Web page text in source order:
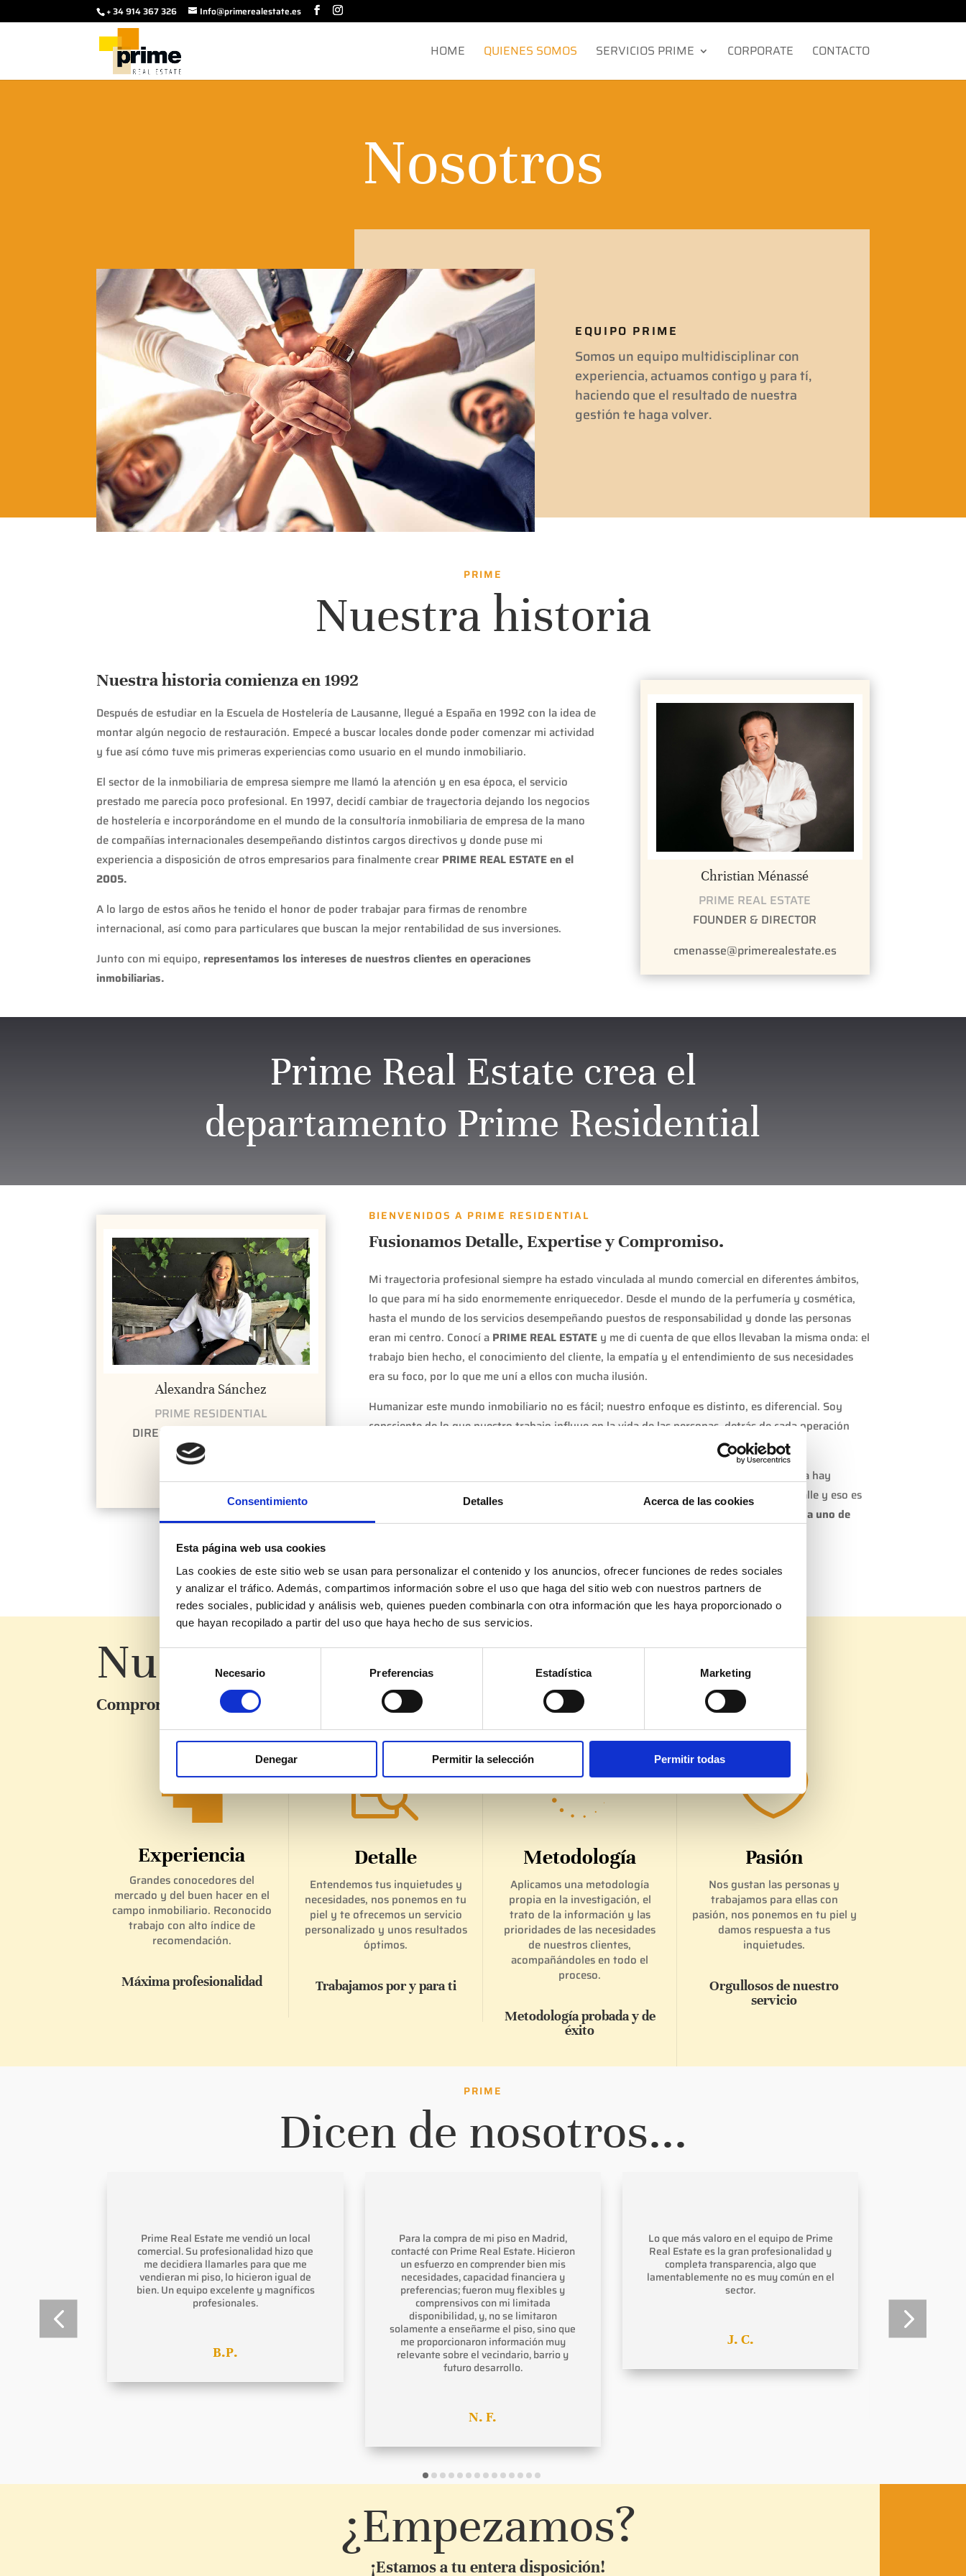
Consentimiento Detalles Acerca de las cookies
Esta página web usa cookies
Las cookies de este sitio web se usan para personalizar el contenido y los anuncios, ofrecer funciones de redes sociales
y analizar el tráfico. Además, compartimos información sobre el uso que haga del sitio web con nuestros partners de
redes sociales, publicidad y análisis web, quienes pueden combinarla con otra información que les haya proporcionado o
que hayan recopilado a partir del uso que haya hecho de sus servicios.
consentimiento
Necesario Preferencias Estadística Marketing
Denegar Permitir la selección Permitir todas
+ 34 914 367 326 Info@primerealestate.es
HOME QUIENES SOMOS SERVICIOS PRIME CORPORATE CONTACTO
Nosotros
EQUIPO PRIME
Somos un equipo multidisciplinar con
experiencia, actuamos contigo y para tí,
haciendo que el resultado de nuestra
gestión te haga volver.
PRIME
Nuestra historia
Nuestra historia comienza en 1992
Después de estudiar en la Escuela de Hostelería de Lausanne, llegué a España en 1992 con la idea de
montar algún negocio de restauración. Empecé a buscar locales donde poder comenzar mi actividad
y fue así cómo tuve mis primeras experiencias como usuario en el mundo inmobiliario.
El sector de la inmobiliaria de empresa siempre me llamó la atención y en esa época, el servicio
prestado me parecía poco profesional. En 1997, decidí cambiar de trayectoria dejando los negocios
de hostelería e incorporándome en el mundo de la consultoría inmobiliaria de empresa de la mano
de compañías internacionales desempeñando distintos cargos directivos y donde puse mi
experiencia a disposición de otros empresarios para finalmente crear PRIME REAL ESTATE en el
2005.
A lo largo de estos años he tenido el honor de poder trabajar para firmas de renombre
internacional, así como para particulares que buscan la mejor rentabilidad de sus inversiones.
Junto con mi equipo, representamos los intereses de nuestros clientes en operaciones
inmobiliarias.
Christian Ménassé
PRIME REAL ESTATE
FOUNDER & DIRECTOR
cmenasse@primerealestate.es
Prime Real Estate crea el
departamento Prime Residential
Alexandra Sánchez
PRIME RESIDENTIAL
DIRECTORA DEPARTAMENTO
RESIDENCIAL
asa@primerealestate.es
BIENVENIDOS A PRIME RESIDENTIAL
Fusionamos Detalle, Expertise y Compromiso.
Mi trayectoria profesional siempre ha estado vinculada al mundo comercial en diferentes ámbitos,
lo que para mí ha sido enormemente enriquecedor. Desde el mundo de la perfumería y cosmética,
hasta el mundo de los servicios desempeñando puestos de responsabilidad y donde las personas
eran mi centro. Conocí aPRIME REAL ESTATEy me di cuenta de que ellos llevaban la misma onda: el
trabajo bien hecho, el conocimiento del cliente, la empatía y el entendimiento de sus necesidades
era su foco, por lo que me uní a ellos con mucha ilusión.
Humanizar este mundo inmobiliario no es fácil; nuestro enfoque es distinto, es diferencial. Soy
consciente de lo que nuestro trabajo influye en la vida de las personas, detrás de cada operación
Son historias individuales, historias de pareja, historias de familias, y detrás de cada una hay
personas. Cada persona es única, es por eso que no vamos a la masa, trabajamos el detalle y eso es
un trabajo bien hecho y aportar experiencias positivas a cada uno de
Nuestros Valores
Compromiso – Transparencia – Honestidad – Cercanía – Confianza – Seguridad – Discreción.

Experiencia
Grandes conocedores del
mercado y del buen hacer en el
campo inmobiliario. Reconocido
trabajo con alto índice de
recomendación.
Máxima profesionalidad

Detalle
Entendemos tus inquietudes y
necesidades, nos ponemos en tu
piel y te ofrecemos un servicio
personalizado y unos resultados
óptimos.
Trabajamos por y para ti

Metodología
Aplicamos una metodología
propia en la investigación, el
trato de la información y las
prioridades de las necesidades
de nuestros clientes,
acompañándoles en todo el
proceso.
Metodología probada y de
éxito

Pasión
Nos gustan las personas y
trabajamos para ellas con
pasión, nos ponemos en tu piel y
damos respuesta a tus
inquietudes.
Orgullosos de nuestro
servicio
PRIME
Dicen de nosotros...
Prime Real Estate me vendió un local
comercial. Su profesionalidad hizo que
me decidiera llamarles para que me
vendieran mi piso, lo hicieron igual de
bien. Un equipo excelente y magníficos
profesionales.
B.P.
Para la compra de mi piso en Madrid,
contacté con Prime Real Estate. Hicieron
un esfuerzo en comprender bien mis
necesidades, capacidad financiera y
preferencias; fueron muy flexibles y
comprensivos con mi limitada
disponibilidad, y, no se limitaron
solamente a enseñarme el piso, sino que
me proporcionaron información muy
relevante sobre el vecindario, barrio y
futuro desarrollo.
N. F.
Lo que más valoro en el equipo de Prime
Real Estate es la gran profesionalidad y
completa transparencia, algo que
lamentablemente no es muy común en el
sector.
J. C.
Asimismo,
se
toda la
¿Empezamos?
¡Estamos a tu entera disposición!